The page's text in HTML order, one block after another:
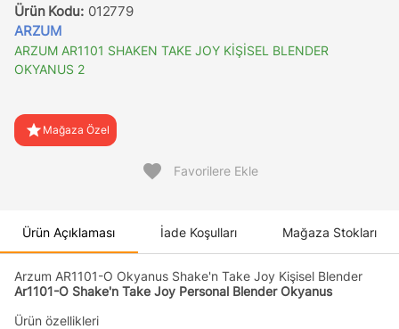
Ürün Kodu: 012779
ARZUM
ARZUM AR1101 SHAKEN TAKE JOY KİŞİSEL BLENDER
OKYANUS 2
star Mağaza Özel
favorite Favorilere Ekle
Ürün Açıklaması İade Koşulları Mağaza Stokları
Arzum AR1101-O Okyanus Shake'n Take Joy Kişisel Blender
Ar1101-O Shake'n Take Joy Personal Blender Okyanus
Ürün özellikleri